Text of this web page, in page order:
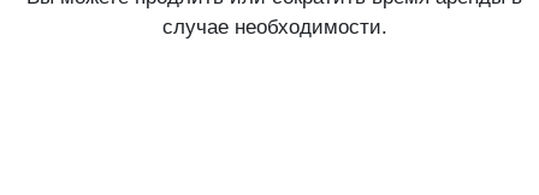
случае необходимости.